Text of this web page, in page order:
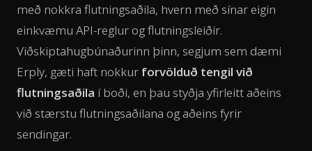
með nokkra flutningsaðila, hvern með sínar eigin
einkvæmu API-reglur og flutningsleiðir.
Viðskiptahugbúnaðurinn þinn, segjum sem dæmi
Erply, gæti haft nokkur forvölduð tengil við
flutningsaðila í boði, en þau styðja yfirleitt aðeins
við stærstu flutningsaðilana og aðeins fyrir
sendingar.